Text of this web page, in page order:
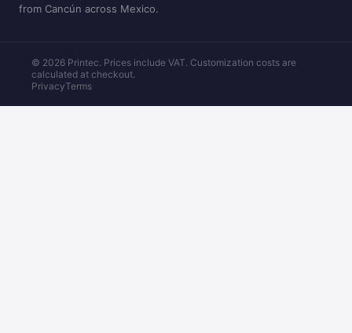
from Cancún across Mexico.
© 2026 Printec. Prices include VAT. Customization costs are
calculated at checkout.
PrivacyTerms